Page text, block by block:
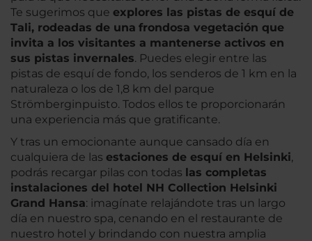
Te sugerimos que explores las pistas de esquí de
Tali, rodeadas de una frondosa vegetación que
invita a los visitantes a mantenerse activos en
sus pistas invernales. Puedes elegir entre las
pistas de esquí de fondo, los senderos de 1 km en la
naturaleza o los de 1,8 km del parque
Strömberginpuisto. Todos ellos te proporcionarán
una experiencia más que gratificante.
Y tras un emocionante aunque cansado día en
cualquiera de las estaciones de esquí en Helsinki,
podrás recargar pilas con todas las completas
instalaciones del hotel NH Collection Helsinki
Grand Hansa: imagínate relajándote tras un largo
día en nuestro spa, cenando en el restaurante de
nuestro hotel y brindando con nuestra amplia